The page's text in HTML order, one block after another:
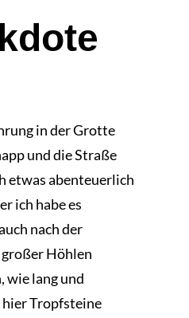
in der Grotte
und die Straße
etwas abenteuerlich
ich habe es
nach der
Höhlen
wie lang und
Tropfsteine